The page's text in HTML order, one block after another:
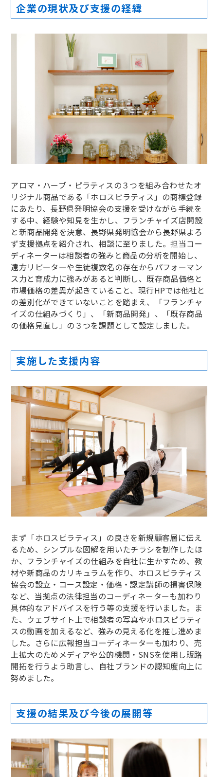
企業の現状及び支援の経緯
アロマ・ハーブ・ピラティスの３つを組み合わせたオ
リジナル商品である「ホロスピラティス」の商標登録
にあたり、長野県発明協会の支援を受けながら手続を
する中、経験や知見を生かし、フランチャイズ店開設
と新商品開発を決意、長野県発明協会から長野県よろ
ず支援拠点を紹介され、相談に至りました。担当コー
ディネーターは相談者の強みと商品の分析を開始し、
遠方リピーターや生徒複数名の存在からパフォーマン
ス力と育成力に強みがあると判断し、既存商品価格と
市場価格の差異が起きていること、現行HPでは他社と
の差別化ができていないことを踏まえ、「フランチャ
イズの仕組みづくり」、「新商品開発」、「既存商品
の価格見直し」の３つを課題として設定しました。
実施した支援内容
まず「ホロスピラティス」の良さを新規顧客層に伝え
るため、シンプルな図解を用いたチラシを制作したほ
か、フランチャイズの仕組みを自社に生かすため、教
材や新商品のカリキュラムを作り、ホロスピラティス
協会の設立・コース設定・価格・認定講師の損害保険
など、当拠点の法律担当のコーディネーターも加わり
具体的なアドバイスを行う等の支援を行いました。ま
た、ウェブサイト上で相談者の写真やホロスピラティ
スの動画を加えるなど、強みの見える化を推し進めま
した。さらに広報担当コーディネーターも加わり、売
上拡大のためメディアや公的機関・SNSを使用し販路
開拓を行うよう助言し、自社ブランドの認知度向上に
努めました。
支援の結果及び今後の展開等